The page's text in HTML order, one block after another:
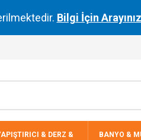
Bilgi İçin
& DERZ &
BANYO &